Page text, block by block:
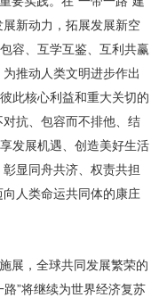
新动力，拓展发展新空
容、互学互鉴、互利共赢
推动人类文明进步作出
此核心利益和重大关切的
抗、包容而不排他、结
发展机遇、创造美好生活
显同舟共济、权责共担
人类命运共同体的康庄
展，全球共同发展繁荣的
”将继续为世界经济复苏